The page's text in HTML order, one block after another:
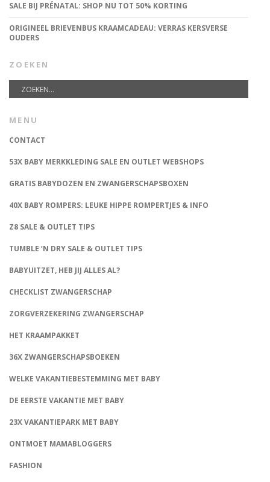
SALE BIJ PRÉNATAL: SHOP NU TOT 50% KORTING
ORIGINEEL BRIEVENBUS KRAAMCADEAU: VERRAS KERSVERSE
OUDERS
ZOEKEN
MENU
CONTACT
53X BABY MERKKLEDING SALE EN OUTLET WEBSHOPS
GRATIS BABYDOZEN EN ZWANGERSCHAPSBOXEN
40X BABY ROMPERS: LEUKE HIPPE ROMPERTJES & INFO
Z8 SALE & OUTLET TIPS
TUMBLE ‘N DRY SALE & OUTLET TIPS
BABYUITZET, HEB JIJ ALLES AL?
CHECKLIST ZWANGERSCHAP
ZORGVERZEKERING ZWANGERSCHAP
HET KRAAMPAKKET
36X ZWANGERSCHAPSBOEKEN
WELKE VAKANTIEBESTEMMING MET BABY
DE EERSTE VAKANTIE MET BABY
23X VAKANTIEPARK MET BABY
ONTMOET MAMABLOGGERS
FASHION